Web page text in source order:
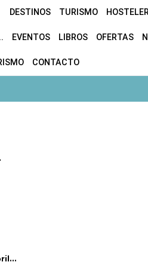
DESTINOS TURISMO
EVENTOS LIBROS OFERTAS
CONTACTO